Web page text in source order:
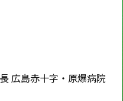
広島赤十字・原爆病院